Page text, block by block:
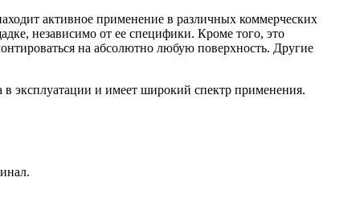
активное применение в различных коммерческих
независимо от ее специфики. Кроме того, это
на абсолютно любую поверхность. Другие
эксплуатации и имеет широкий спектр применения.